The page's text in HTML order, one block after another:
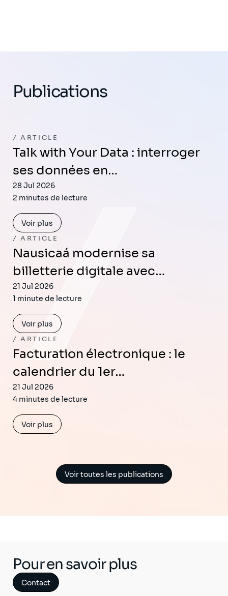
Publications
ARTICLE
Talk with Your Data : interroger
ses données en…
28 Jul 2026
2 minutes de lecture
Voir plus
ARTICLE
Nausicaá modernise sa
billetterie digitale avec…
21 Jul 2026
1 minute de lecture
Voir plus
ARTICLE
Facturation électronique : le
calendrier du 1er…
21 Jul 2026
4 minutes de lecture
Voir plus
Voir toutes les publications
Pour en savoir plus
Contact